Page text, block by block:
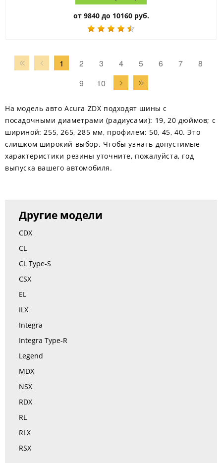
от 9840 до 10160 руб.
1 2 3 4 5 6 7
8
9
10
На модель авто Acura ZDX подходят шины с
посадочными диаметрами (радиусами): 19, 20 дюймов; с
шириной: 255, 265, 285 мм, профилем: 50, 45, 40. Это
слишком широкий выбор. Чтобы узнать допустимые
характеристики резины уточните, пожалуйста, год
выпуска вашего автомобиля.
Другие модели
CDX
CL
CL Type-S
CSX
EL
ILX
Integra
Integra Type-R
Legend
MDX
NSX
RDX
RL
RLX
RSX